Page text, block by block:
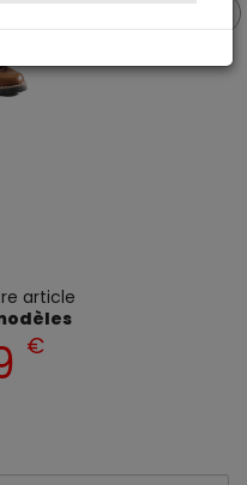
article
€